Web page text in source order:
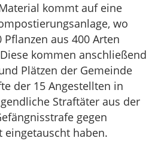
kommt auf eine
wo
aus 400 Arten
kommen anschließend
Plätzen der Gemeinde
der 15 Angestellten in
Straftäter aus der
gegen
eingetauscht haben.